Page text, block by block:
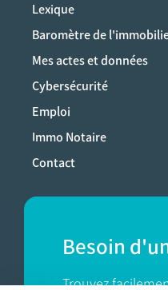
Lexique
Baromètre de
Mes actes et données
Cybersécurité
Emploi
Immo Notaire
Contact
Besoin
Trouvez